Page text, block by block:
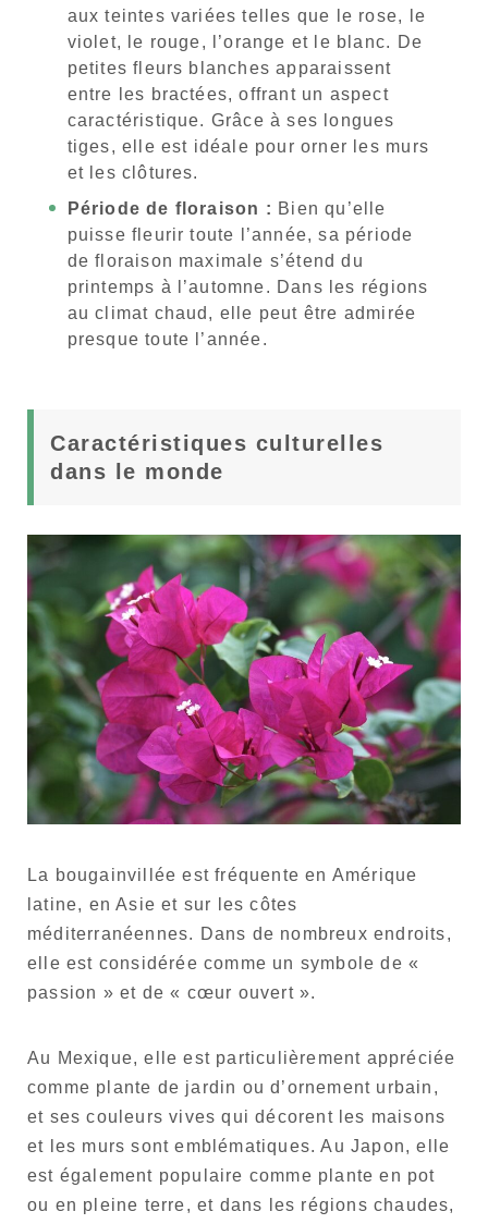
aux teintes variées telles que le rose, le
violet, le rouge, l’orange et le blanc. De
petites fleurs blanches apparaissent
entre les bractées, offrant un aspect
caractéristique. Grâce à ses longues
tiges, elle est idéale pour orner les murs
et les clôtures.
Période de floraison : Bien qu’elle
puisse fleurir toute l’année, sa période
de floraison maximale s’étend du
printemps à l’automne. Dans les régions
au climat chaud, elle peut être admirée
presque toute l’année.
Caractéristiques culturelles
dans le monde
La bougainvillée est fréquente en Amérique
latine, en Asie et sur les côtes
méditerranéennes. Dans de nombreux endroits,
elle est considérée comme un symbole de «
passion » et de « cœur ouvert ».
Au Mexique, elle est particulièrement appréciée
comme plante de jardin ou d’ornement urbain,
et ses couleurs vives qui décorent les maisons
et les murs sont emblématiques. Au Japon, elle
est également populaire comme plante en pot
ou en pleine terre, et dans les régions chaudes,